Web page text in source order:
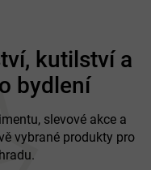
kutilství a
bydlení
slevové akce a
vybrané produkty pro